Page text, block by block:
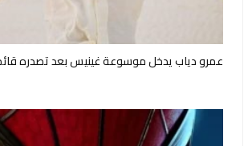
عمرو دياب يدخل موسوعة غينيس بعد تصدره